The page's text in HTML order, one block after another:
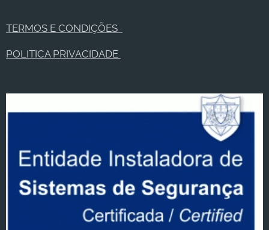
TERMOS E CONDIÇÕES
POLITICA PRIVACIDADE